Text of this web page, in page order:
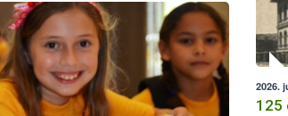
2026.
125